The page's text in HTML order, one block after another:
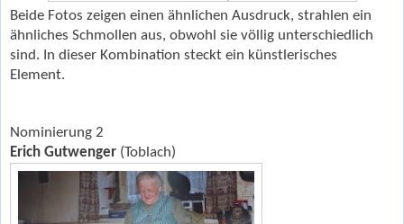
Beide Fotos zeigen einen ähnlichen Ausdruck, strahlen ein
ähnliches Schmollen aus, obwohl sie völlig unterschiedlich
sind. In dieser Kombination steckt ein künstlerisches
Element.
Nominierung 2
Erich Gutwenger (Toblach)